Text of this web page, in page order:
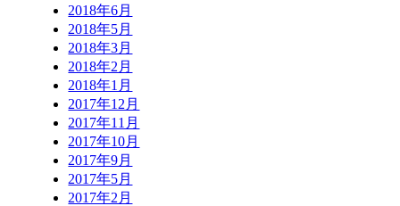
2018年6月
2018年5月
2018年3月
2018年2月
2018年1月
2017年12月
2017年11月
2017年10月
2017年9月
2017年5月
2017年2月